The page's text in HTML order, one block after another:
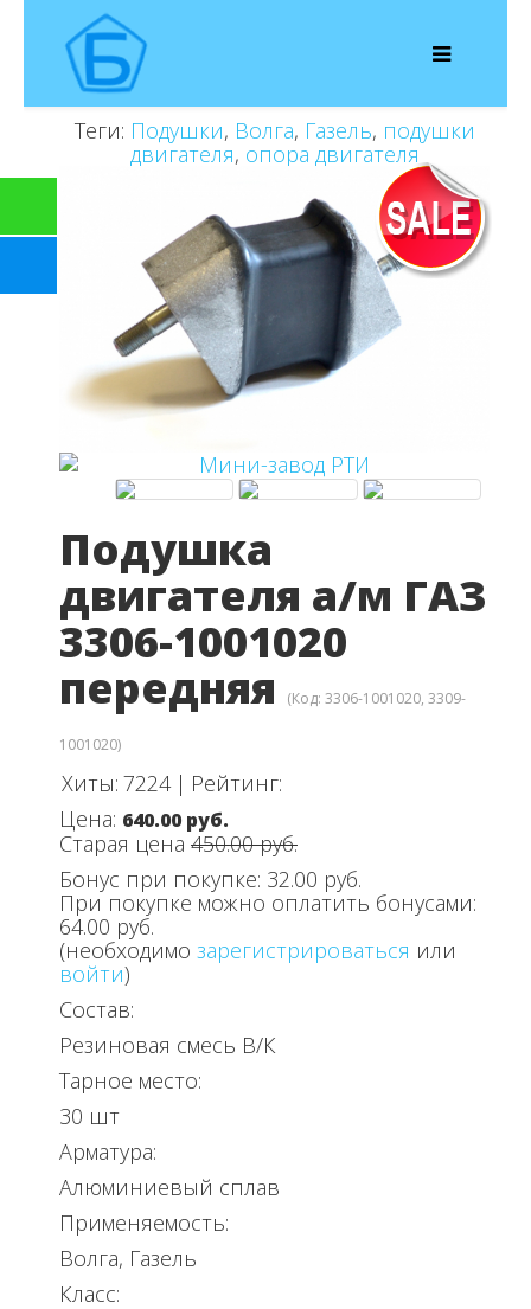
Теги: Подушки, Волга, Газель, подушки
двигателя, опора двигателя
Подушка
двигателя а/м ГАЗ
3306-1001020
передняя (Код: 3306-1001020, 3309-
1001020)
Хиты: 7224 | Рейтинг:
Цена: 640.00 руб.
Старая цена 450.00 руб.
Бонус при покупке: 32.00 руб.
При покупке можно оплатить бонусами:
64.00 руб.
(необходимо зарегистрироваться или
войти)
Состав:
Резиновая смесь В/К
Тарное место:
30 шт
Арматура:
Алюминиевый сплав
Применяемость:
Волга, Газель
Класс: